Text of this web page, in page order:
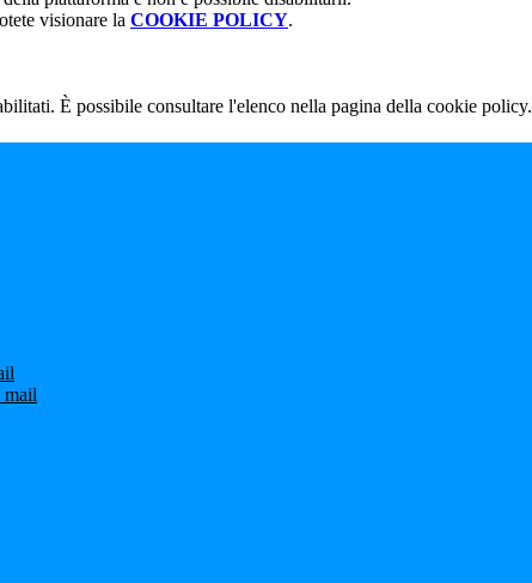
visionare la COOKIE POLICY.
È possibile consultare l'elenco nella pagina della cookie policy.
mail